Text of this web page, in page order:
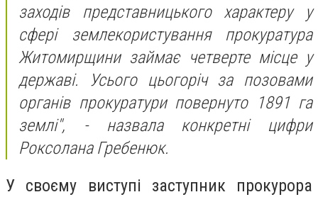
заходів представницького характеру у
сфері землекористування прокуратура
Житомирщини займає четверте місце у
державі. Усього цьогоріч за позовами
органів прокуратури повернуто 1891 га
землі", - назвала конкретні цифри
Роксолана Гребенюк.
У своєму виступі заступник прокурора